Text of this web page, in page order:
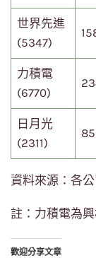
世界先進
(5347)
力積電
(6770)
日月光
(2311)
資料來源：各公
註：力積電為
歡迎分享文章